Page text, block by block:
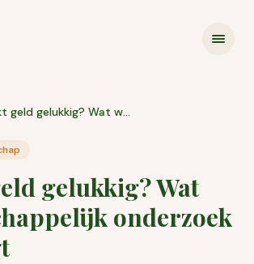
Maakt geld gelukkig? Wat wetenschappelijk onderzoek écht zegt
gelukkig? Wat
onderzoek